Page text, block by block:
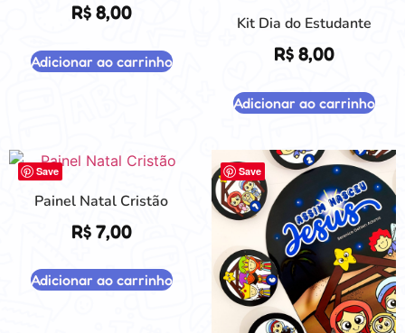
R$8,00
Adicionar ao carrinho
Kit Dia do Estudante
R$8,00
Adicionar ao carrinho
Save
Painel Natal Cristão
R$7,00
Adicionar ao carrinho
Save